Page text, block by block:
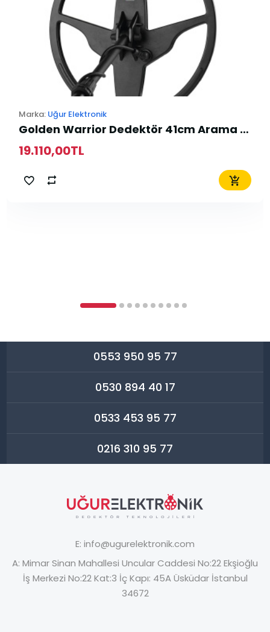
Marka: Uğur Elektronik
Golden Warrior Dedektör 41cm Arama Başlığı
19.110,00TL
0553 950 95 77
0530 894 40 17
0533 453 95 77
0216 310 95 77
E: info@ugurelektronik.com
A: Mimar Sinan Mahallesi Uncular Caddesi No:22 Ekşioğlu
İş Merkezi No:22 Kat:3 İç Kapı: 45A Üsküdar İstanbul
34672